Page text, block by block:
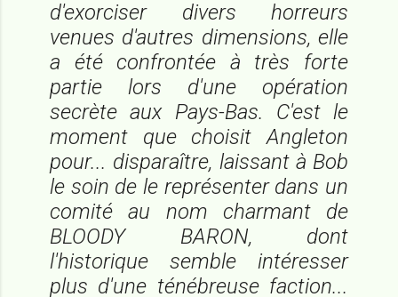
d'exorciser divers horreurs
venues d'autres dimensions, elle
a été confrontée à très forte
partie lors d'une opération
secrète aux Pays-Bas. C'est le
moment que choisit Angleton
pour... disparaître, laissant à Bob
le soin de le représenter dans un
comité au nom charmant de
BLOODY BARON, dont
l'historique semble intéresser
plus d'une ténébreuse faction...